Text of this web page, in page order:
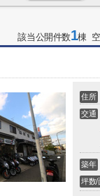
該当公開件数1棟
住所
交通
築年
坪数/